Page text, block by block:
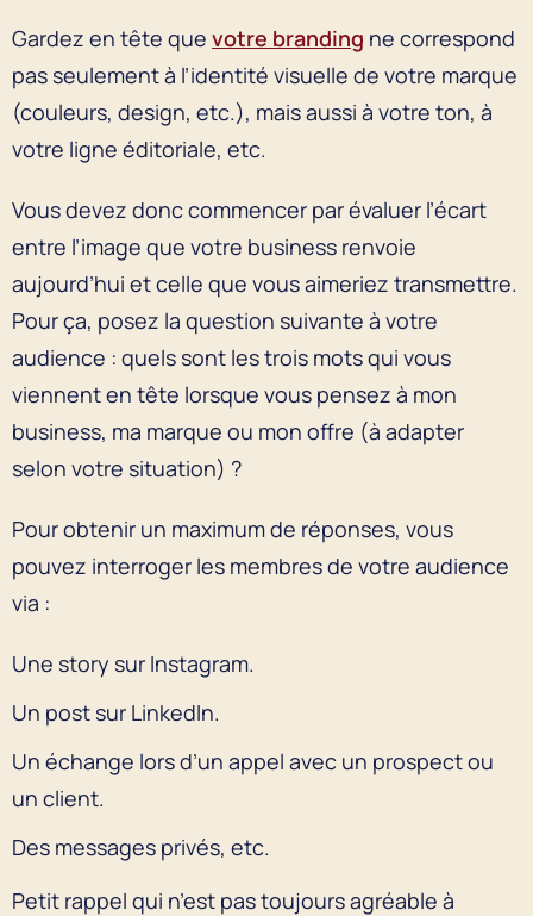
Gardez en tête que votre branding ne correspond
pas seulement à l’identité visuelle de votre marque
(couleurs, design, etc.), mais aussi à votre ton, à
votre ligne éditoriale, etc.
Vous devez donc commencer par évaluer l’écart
entre l’image que votre business renvoie
aujourd’hui et celle que vous aimeriez transmettre.
Pour ça, posez la question suivante à votre
audience : quels sont les trois mots qui vous
viennent en tête lorsque vous pensez à mon
business, ma marque ou mon offre (à adapter
selon votre situation) ?
Pour obtenir un maximum de réponses, vous
pouvez interroger les membres de votre audience
via :
Une story sur Instagram.
Un post sur LinkedIn.
Un échange lors d’un appel avec un prospect ou
un client.
Des messages privés, etc.
Petit rappel qui n’est pas toujours agréable à